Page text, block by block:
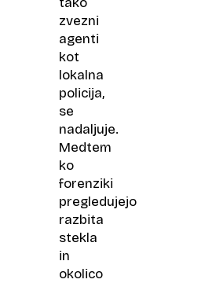
zvezni
agenti
kot
lokalna
policija,
se
nadaljuje.
Medtem
ko
forenziki
pregledujejo
razbita
stekla
in
okolico